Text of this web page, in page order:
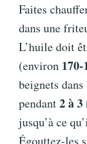
Faites
dans une
L’huile doit
(environ 170-
beignets
pendant2 à
jusqu’à ce
Égouttez-les